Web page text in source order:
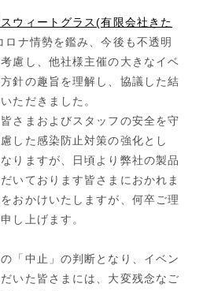
ウィートグラス(有限会社きた
ロナ情勢を鑑み、今後も不透明
慮し、他社様主催の大きなイベ
針の趣旨を理解し、協議した結
ただきました。
さまおよびスタッフの安全を守
した感染防止対策の強化とし
りますが、日頃より弊社の製品
いております皆さまにおかれま
おかけいたしますが、何卒ご理
し上げます。
「中止」の判断となり、イベン
いた皆さまには、大変残念なご